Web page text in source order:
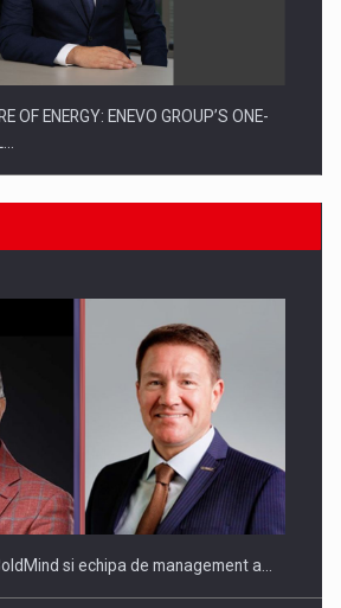
OF ENERGY: ENEVO GROUP’S ONE-
BUILT TO DELIVER TECHNOLOGY FOR
si echipa de management a…